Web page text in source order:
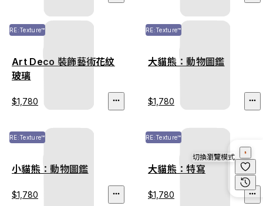
RE:Texture™
Art Deco 裝飾藝術花紋
玻璃
$1,780
RE:Texture™
大貓熊：動物圖鑑
$1,780
RE:Texture™
小貓熊：動物圖鑑
$1,780
RE:Texture™
大貓熊：特寫
$1,780
切換瀏覽模式